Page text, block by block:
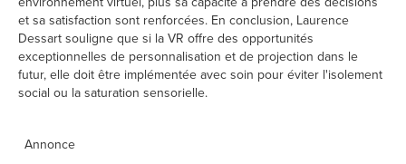
et sa satisfaction sont renforcées. En conclusion, Laurence
Dessart souligne que si la VR offre des opportunités
exceptionnelles de personnalisation et de projection dans le
futur, elle doit être implémentée avec soin pour éviter l'isolement
social ou la saturation sensorielle.
Annonce